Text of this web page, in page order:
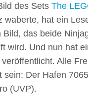
des Sets The
waberte, hat ein
Bild, das beide
wird. Und nun hat
Alle
sein: Der Hafen
(UVP).